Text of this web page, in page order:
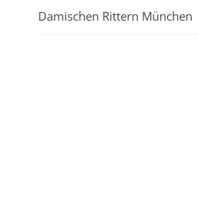
Damischen Rittern München